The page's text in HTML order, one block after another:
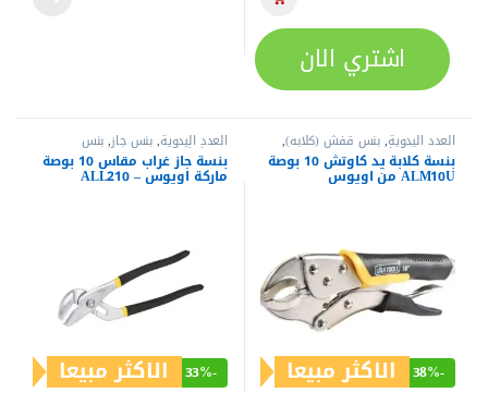
اشتري الان
العدد اليدوية,بنس قفش (كلابه),
بنس وقصافات بنسة كلابة يد كاوتش 10 بوصة
ALM10U من اويوس
-
38% الاكثر مبيعا
العدد اليدوية,بنس جاز,بنس
وقصافات بنسة جاز غراب مقاس 10 بوصة
ماركة اويوس – ALL210
-
33% الاكثر مبيعا